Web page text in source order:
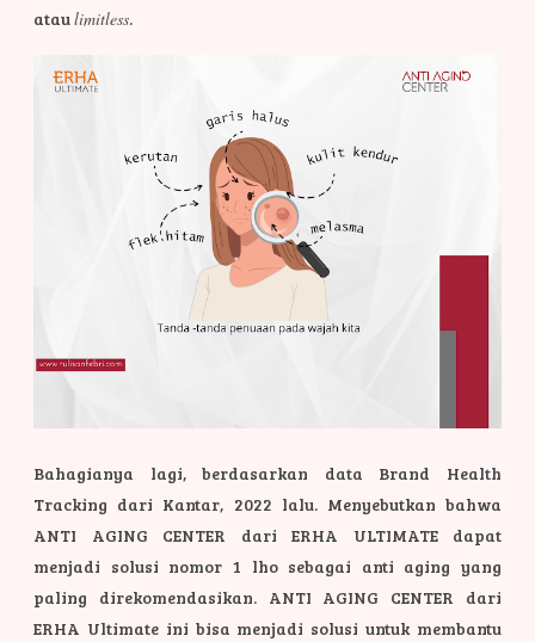
ataulimitless.
Bahagianya lagi, berdasarkan data Brand Health
Tracking dari Kantar, 2022 lalu. Menyebutkan bahwa
ANTI AGING CENTER dari ERHA ULTIMATE dapat
menjadi solusi nomor 1 lho sebagai anti aging yang
paling direkomendasikan. ANTI AGING CENTER dari
ERHA Ultimate ini bisa menjadi solusi untuk membantu